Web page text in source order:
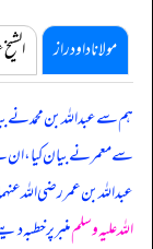
مولانا داود راز
ہم سے عبداللہ بن محمد
سے معمر نے بیان کیا،
عبداللہ بن عمر رضی اللہ
اللہ علیہ وسلممنبر پر خطبہ